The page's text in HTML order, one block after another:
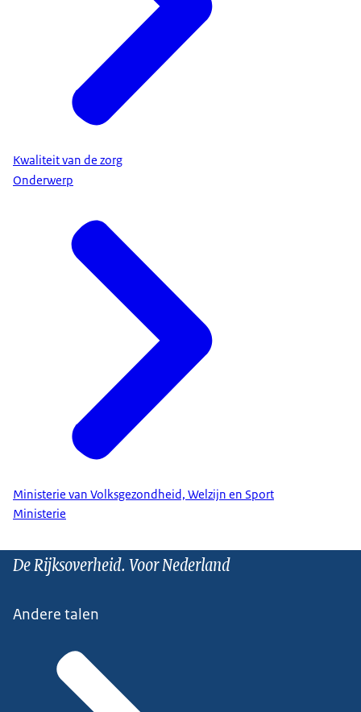
Kwaliteit van de zorg
Onderwerp
Ministerie van Volksgezondheid, Welzijn en Sport
Ministerie
De Rijksoverheid. Voor Nederland
Andere talen